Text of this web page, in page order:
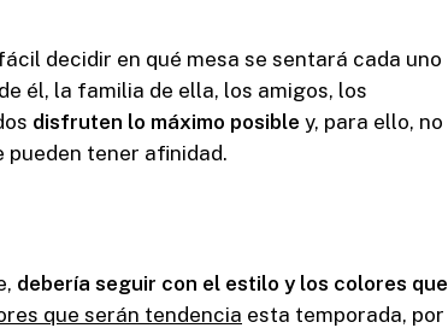
decidir en qué mesa se sentará cada uno
él, la familia de ella, los amigos, los
disfruten lo máximo posible y, para ello, no
pueden tener afinidad.
debería seguir con el estilo y los colores que
que serán tendencia esta temporada, por